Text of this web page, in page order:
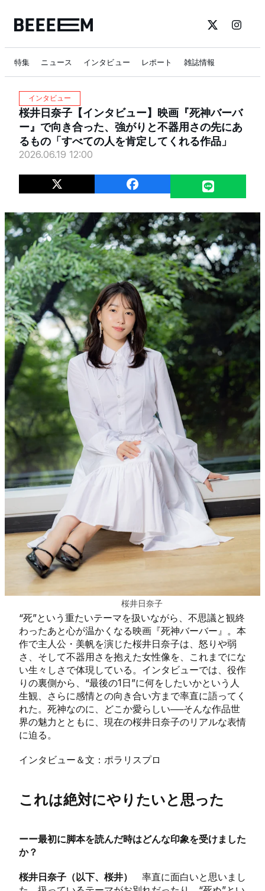
特集 ニュース インタビュー レポート 雑誌情報
インタビュー
桜井日奈子【インタビュー】映画『死神バーバ
ー』で向き合った、強がりと不器用さの先にあ
るもの「すべての人を肯定してくれる作品」
2026.06.19 12:00
桜井⽇奈子
“死”という重たいテーマを扱いながら、不思議と観終
わったあと心が温かくなる映画『死神バーバー』。本
作で主人公・美帆を演じた桜井日奈子は、怒りや弱
さ、そして不器用さを抱えた女性像を、これまでにな
い生々しさで体現している。インタビューでは、役作
りの裏側から、“最後の1日”に何をしたいかという人
生観、さらに感情との向き合い方まで率直に語ってく
れた。死神なのに、どこか愛らしい──そんな作品世
界の魅力とともに、現在の桜井日奈子のリアルな表情
に迫る。
インタビュー＆文：ポラリスプロ
これは絶対にやりたいと思った
ーー最初に脚本を読んだ時はどんな印象を受けました
か？
桜井⽇奈子（以下、桜井）
率直に面白いと思いまし